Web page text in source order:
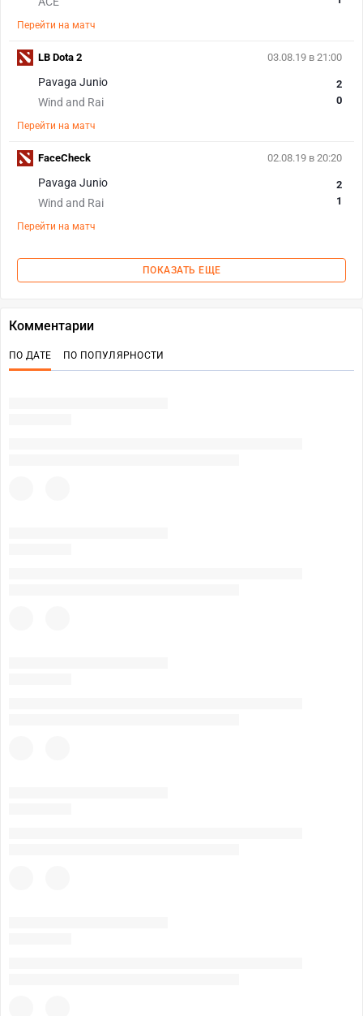
Перейти на матч
03.08.19 в 21:00
Pavaga Junio
Wind and Rai
2
0
Перейти на матч
LB Dota 2
02.08.19 в 20:20
Pavaga Junio
Wind and Rai
2
1
Перейти на матч
FaceCheck
ПОКАЗАТЬ ЕЩЕ
Комментарии
ПО ДАТЕ ПО ПОПУЛЯРНОСТИ